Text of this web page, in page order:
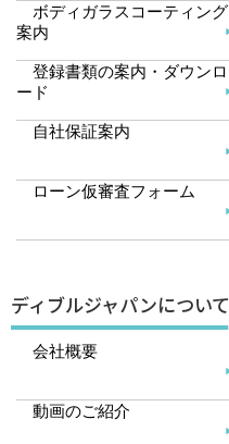
ボディガラスコーティング
案内
登録書類の案内・ダウンロ
ード
自社保証案内
ローン仮審査フォーム
ディブルジャパンについて
会社概要
動画のご紹介